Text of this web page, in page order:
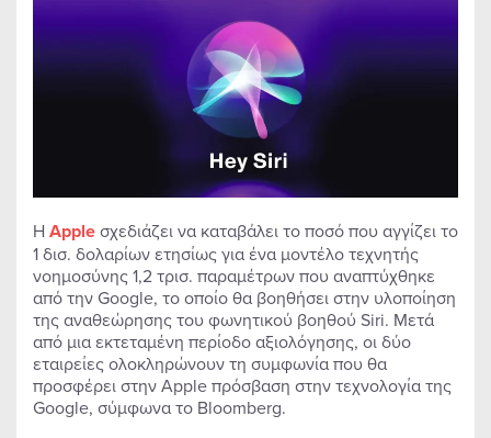
ΗAppleσχεδιάζει να καταβάλει το ποσό που αγγίζει το
1 δισ. δολαρίων ετησίως για ένα μοντέλο τεχνητής
νοημοσύνης 1,2 τρισ. παραμέτρων που αναπτύχθηκε
από την Google, το οποίο θα βοηθήσει στην υλοποίηση
της αναθεώρησης του φωνητικού βοηθού Siri. Μετά
από μια εκτεταμένη περίοδο αξιολόγησης, οι δύο
εταιρείες ολοκληρώνουν τη συμφωνία που θα
προσφέρει στην Apple πρόσβαση στην τεχνολογία της
Google, σύμφωνα το Bloomberg.